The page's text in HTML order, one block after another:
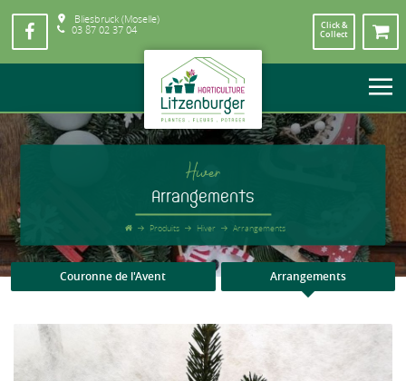
Bliesbruck (Moselle)
03 87 02 37 04
Click &
Collect
Hiver
Arrangements
Produits Hiver Arrangements
Couronne de l'Avent Arrangements